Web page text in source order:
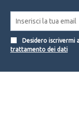
Desidero iscrivermi
trattamento dei dati